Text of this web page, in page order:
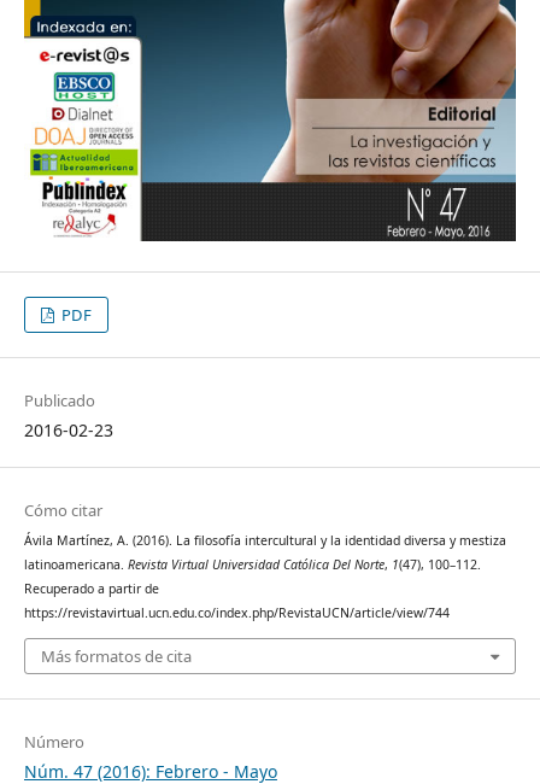
PDF
Publicado
2016-02-23
Cómo citar
Ávila Martínez, A. (2016). La filosofía intercultural y la identidad diversa y mestiza
latinoamericana. Revista Virtual Universidad Católica Del Norte, 1(47), 100–112.
Recuperado a partir de
https://revistavirtual.ucn.edu.co/index.php/RevistaUCN/article/view/744
Más formatos de cita
Número
Núm. 47 (2016): Febrero - Mayo